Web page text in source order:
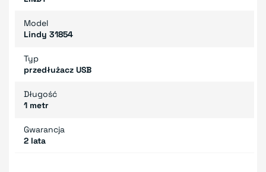
Model
Lindy 31854
Typ
przedłużacz USB
Długość
1 metr
Gwarancja
2 lata